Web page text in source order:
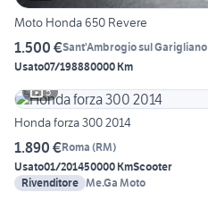
Moto Honda 650 Revere
1.500 €Sant'Ambrogio sul Garigliano
Usato07/198880000 Km
5
Honda forza 300 2014
1.890 €Roma (RM)
Usato01/201450000 KmScooter
Rivenditore Me.Ga Moto